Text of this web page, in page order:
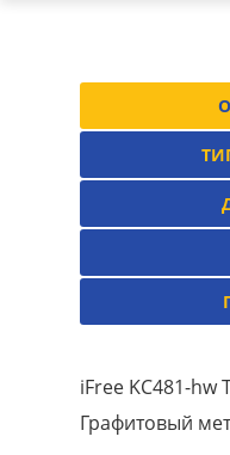
iFree KC481-hw
Графитовый